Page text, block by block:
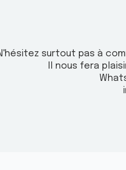
surtout pas à
Il nous fera